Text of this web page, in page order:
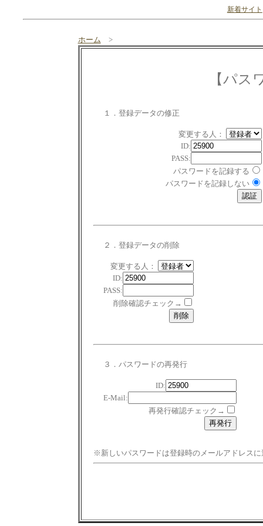
新着サイト
ホーム >
【パス
１．登録データの修正
変更する人：
ID:
PASS:
パスワードを記録する
パスワードを記録しない
２．登録データの削除
変更する人：
ID:
PASS:
削除確認チェック→
３．パスワードの再発行
ID:
E-Mail:
再発行確認チェック→
※新しいパスワードは登録時のメールアドレスに